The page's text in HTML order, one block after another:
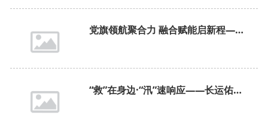
党旗领航聚合力 融合赋能启新程——济长运召开庆祝建党105周年表彰交流大会
“救”在身边·“汛”速响应——长运佑康参与济南市红十字会防汛应急救援综合演练